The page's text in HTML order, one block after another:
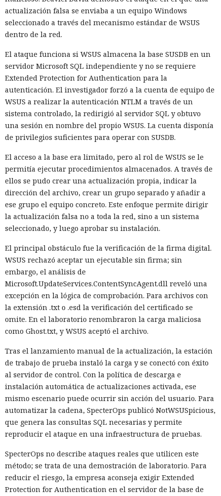
actualización falsa se enviaba a un equipo Windows
seleccionado a través del mecanismo estándar de WSUS
dentro de la red.
El ataque funciona si WSUS almacena la base SUSDB en un
servidor Microsoft SQL independiente y no se requiere
Extended Protection for Authentication para la
autenticación. El investigador forzó a la cuenta de equipo de
WSUS a realizar la autenticación NTLM a través de un
sistema controlado, la redirigió al servidor SQL y obtuvo
una sesión en nombre del propio WSUS. La cuenta disponía
de privilegios suficientes para operar con SUSDB.
El acceso a la base era limitado, pero al rol de WSUS se le
permitía ejecutar procedimientos almacenados. A través de
ellos se pudo crear una actualización propia, indicar la
dirección del archivo, crear un grupo separado y añadir a
ese grupo el equipo concreto. Este enfoque permite dirigir
la actualización falsa no a toda la red, sino a un sistema
seleccionado, y luego aprobar su instalación.
El principal obstáculo fue la verificación de la firma digital.
WSUS rechazó aceptar un ejecutable sin firma; sin
embargo, el análisis de
Microsoft.UpdateServices.ContentSyncAgent.dll reveló una
excepción en la lógica de comprobación. Para archivos con
la extensión .txt o .esd la verificación del certificado se
omite. En el laboratorio renombraron la carga maliciosa
como Ghost.txt, y WSUS aceptó el archivo.
Tras el lanzamiento manual de la actualización, la estación
de trabajo de prueba instaló la carga y se conectó con éxito
al servidor de control. Con la política de descarga e
instalación automática de actualizaciones activada, ese
mismo escenario puede ocurrir sin acción del usuario. Para
automatizar la cadena, SpecterOps publicó NotWSUSpicious,
que genera las consultas SQL necesarias y permite
reproducir el ataque en una infraestructura de pruebas.
SpecterOps no describe ataques reales que utilicen este
método; se trata de una demostración de laboratorio. Para
reducir el riesgo, la empresa aconseja exigir Extended
Protection for Authentication en el servidor de la base de